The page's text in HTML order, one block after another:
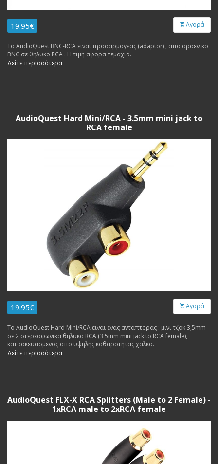
19.95€ Αγορά
Το AudioQuest BNC-RCA ειναι προσαρμογεας (adaptor) , απο αρσενικο
BNC σε θηλυκο RCA . Η τιμη αφορα τεμαχιο.
Δείτε περισσότερα
AudioQuest Hard Mini/RCA - 3.5mm mini jack to
RCA female
19.95€ Αγορά
Το AudioQuest Hard Mini/RCA ειναι ενας ανταπτορας : μινι τζακ 3,5mm
σε 2 στερεοφωνικα θηλυκα RCA (3.5mm mini jack to RCA female),
κατασκευασμενος απο υψηλης καθαροτητας χαλκο.
Δείτε περισσότερα
AudioQuest FLX-X RCA Splitters (Male to 2 Female) -
1xRCA male to 2xRCA female